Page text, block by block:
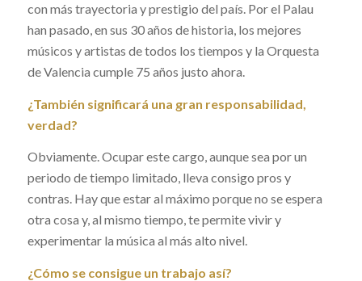
con más trayectoria y prestigio del país. Por el Palau
han pasado, en sus 30 años de historia, los mejores
músicos y artistas de todos los tiempos y la Orquesta
de Valencia cumple 75 años justo ahora.
¿También significará una gran responsabilidad,
verdad?
Obviamente. Ocupar este cargo, aunque sea por un
periodo de tiempo limitado, lleva consigo pros y
contras. Hay que estar al máximo porque no se espera
otra cosa y, al mismo tiempo, te permite vivir y
experimentar la música al más alto nivel.
¿Cómo se consigue un trabajo así?